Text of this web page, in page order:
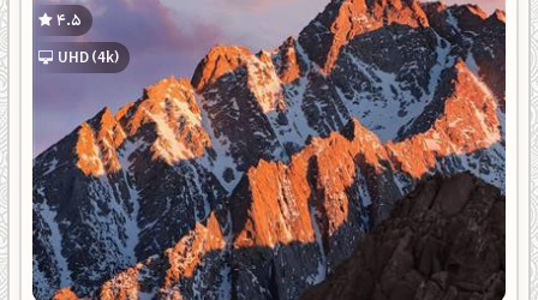
4.5
UHD (4k)